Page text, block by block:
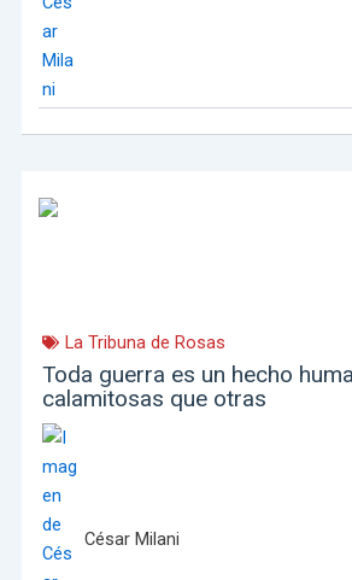
La Tribuna de Rosas
Toda guerra es un hecho
calamitosas que otras
César Milani